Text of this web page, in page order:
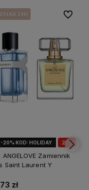
21%
-20% KOD: HOLIDAY
24H
24H
ANGELOVE Zamiennik
Saint Laurent Y
zł
Do